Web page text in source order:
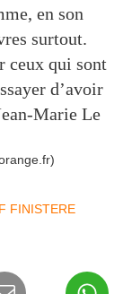
en son
surtout.
ceux qui sont
d’avoir
Marie Le
FINISTERE